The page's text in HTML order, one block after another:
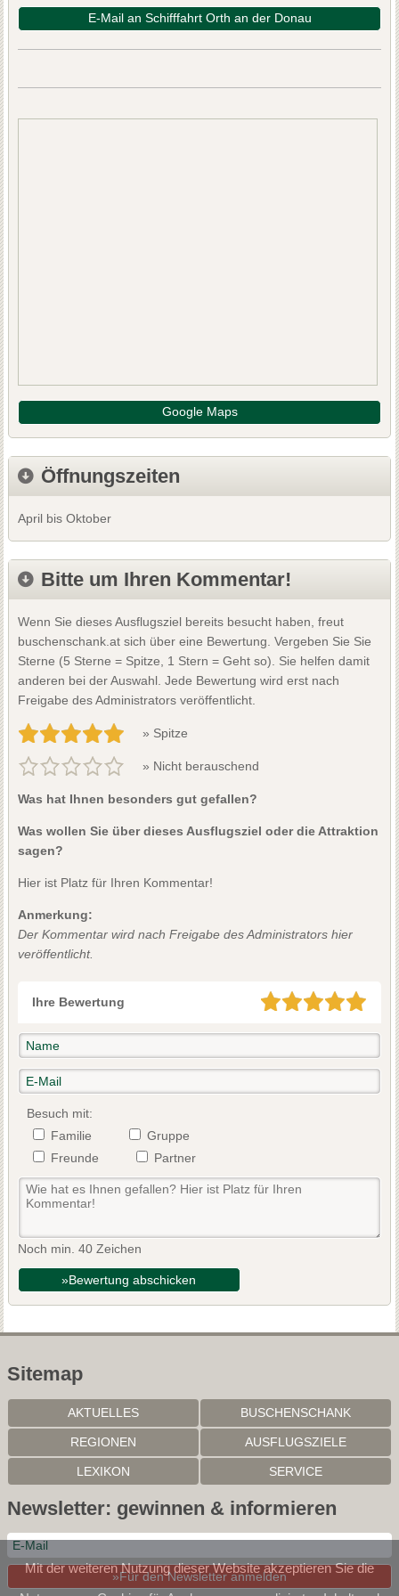
E-Mail an Schifffahrt Orth an der Donau
Google Maps
Öffnungszeiten
April bis Oktober
Bitte um Ihren Kommentar!
Wenn Sie dieses Ausflugsziel bereits besucht haben, freut
buschenschank.at sich über eine Bewertung. Vergeben Sie Sie
Sterne (5 Sterne = Spitze, 1 Stern = Geht so). Sie helfen damit
anderen bei der Auswahl. Jede Bewertung wird erst nach
Freigabe des Administrators veröffentlicht.
» Spitze
» Nicht berauschend
Was hat Ihnen besonders gut gefallen?
Was wollen Sie über dieses Ausflugsziel oder die Attraktion
sagen?
Hier ist Platz für Ihren Kommentar!
Anmerkung:
Der Kommentar wird nach Freigabe des Administrators hier
veröffentlicht.
Ihre Bewertung
Besuch mit:
Familie
Gruppe
Freunde
Partner
Noch min. 40 Zeichen
»Bewertung abschicken
Sitemap
AKTUELLES BUSCHENSCHANK
REGIONEN AUSFLUGSZIELE
LEXIKON SERVICE
Newsletter: gewinnen & informieren
»Für den Newsletter anmelden
Mit der weiteren Nutzung dieser Website akzeptieren Sie die